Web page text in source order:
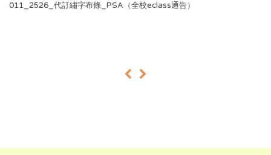
011_2526_代訂繡字布條_PSA（全校eclass通告）
« »